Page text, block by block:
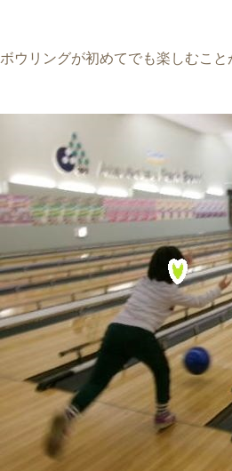
ボウリングが初めてでも楽しむこと